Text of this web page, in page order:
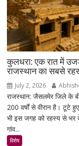
कुलधरा: एक रात में
राजस्थान का सबसे
July 2, 2026
राजस्थान: जैसलमेर जिले के
200 वर्षों से वीरान है। टूटे
भी इस जगह को रहस्य से
गांव...
विशेष